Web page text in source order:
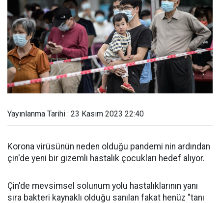
Yayınlanma Tarihi : 23 Kasım 2023 22:40
Korona virüsünün neden olduğu pandemi nin ardından
çin'de yeni bir gizemli hastalık çocukları hedef alıyor.
Çin'de mevsimsel solunum yolu hastalıklarının yanı
sıra bakteri kaynaklı olduğu sanılan fakat henüz "tanı